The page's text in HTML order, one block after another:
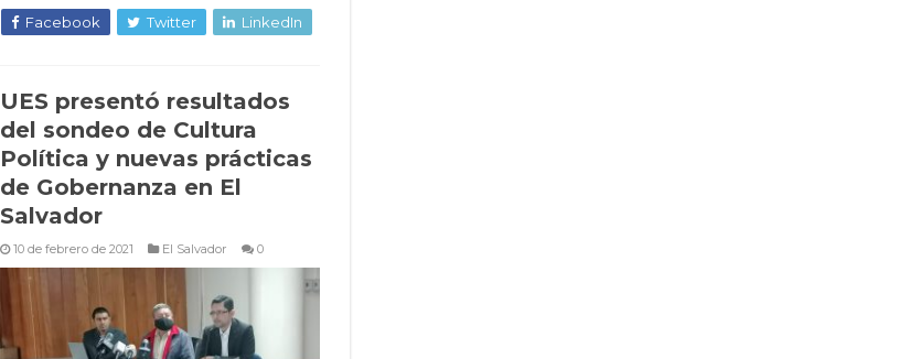
Facebook Twitter LinkedIn
UES presentó resultados
del sondeo de Cultura
Política y nuevas prácticas
de Gobernanza en El
Salvador
10 de febrero de 2021 El Salvador 0